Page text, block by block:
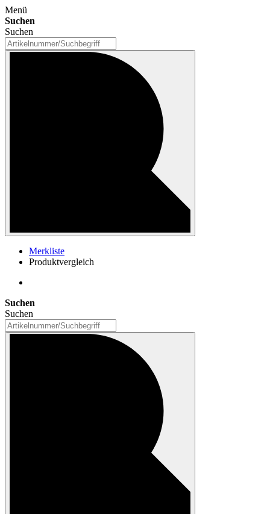
Menü
Suchen
Suchen
Merkliste
Produktvergleich
Suchen
Suchen